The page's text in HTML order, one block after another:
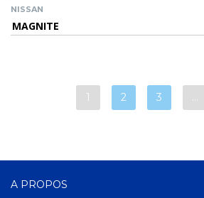
NISSAN
MAGNITE
1 2 3 …
A PROPOS